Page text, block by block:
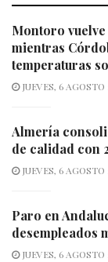
Montoro
mientras
temperaturas
JUEVES, 6 AGOSTO
Almería
de calidad con
JUEVES, 6 AGOSTO
Paro en
desempleados
JUEVES, 6 AGOSTO